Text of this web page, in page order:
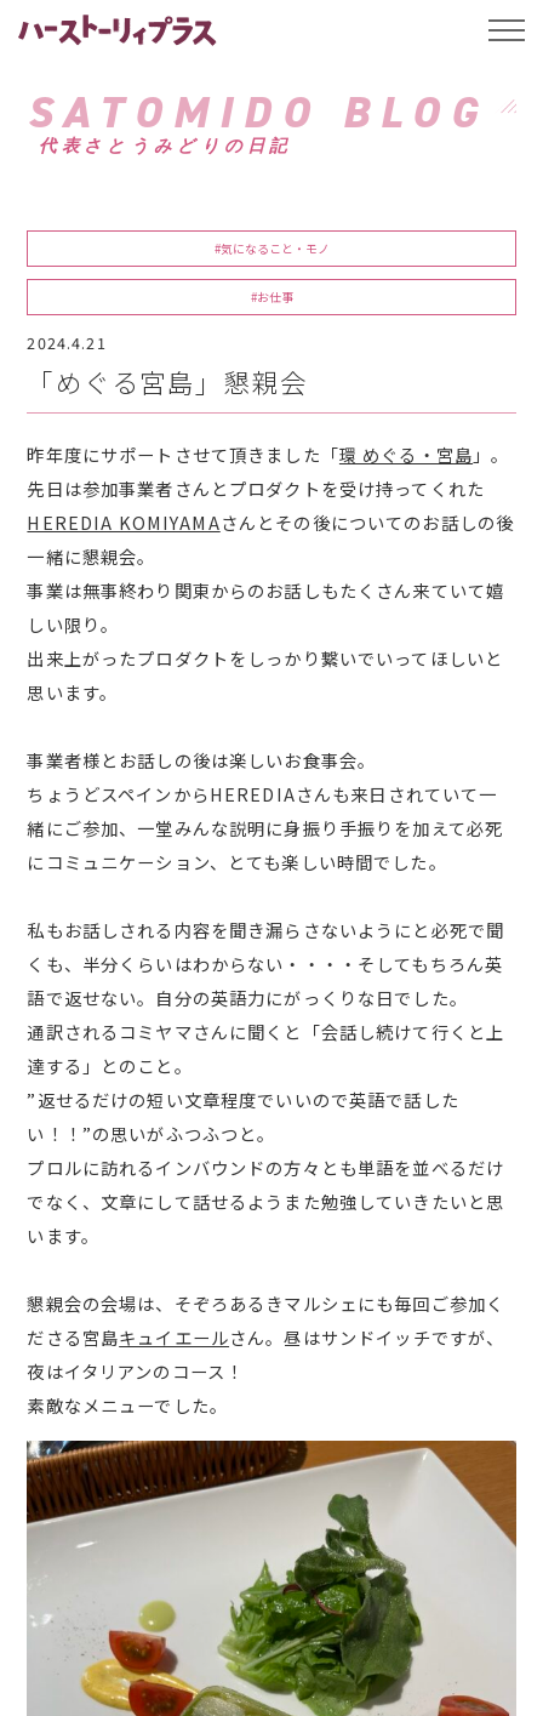
ハーストーリィプ
SATOMIDO BLOG
代表さとうみどりの日記
#気になること・モノ
#お仕事
2024.4.21
「めぐる宮島」懇親会
昨年度にサポートさせて頂きました「環 めぐる・宮島 」。
先日は参加事業者さんとプロダクトを受け持ってくれた
HEREDIA KOMIYAMAさんとその後についてのお話しの後
一緒に懇親会。
事業は無事終わり関東からのお話しもたくさん来ていて嬉
しい限り。
出来上がったプロダクトをしっかり繋いでいってほしいと
思います。
事業者様とお話しの後は楽しいお食事会。
ちょうどスペインからHEREDIAさんも来日されていて一
緒にご参加、一堂みんな説明に身振り手振りを加えて必死
にコミュニケーション、とても楽しい時間でした。
私もお話しされる内容を聞き漏らさないようにと必死で聞
くも、半分くらいはわからない・・・・そしてもちろん英
語で返せない。自分の英語力にがっくりな日でした。
通訳されるコミヤマさんに聞くと「会話し続けて行くと上
達する」とのこと。
”返せるだけの短い文章程度でいいので英語で話した
い！！”の思いがふつふつと。
プロルに訪れるインバウンドの方々とも単語を並べるだけ
でなく、文章にして話せるようまた勉強していきたいと思
います。
懇親会の会場は、そぞろあるきマルシェにも毎回ご参加く
ださる宮島キュイエールさん。昼はサンドイッチですが、
夜はイタリアンのコース！
素敵なメニューでした。
t
l
a
n